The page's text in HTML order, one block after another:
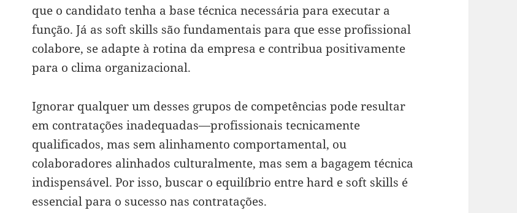
que o candidato tenha a base técnica necessária para executar a
função. Já as soft skills são fundamentais para que esse profissional
colabore, se adapte à rotina da empresa e contribua positivamente
para o clima organizacional.
Ignorar qualquer um desses grupos de competências pode resultar
em contratações inadequadas—profissionais tecnicamente
qualificados, mas sem alinhamento comportamental, ou
colaboradores alinhados culturalmente, mas sem a bagagem técnica
indispensável. Por isso, buscar o equilíbrio entre hard e soft skills é
essencial para o sucesso nas contratações.